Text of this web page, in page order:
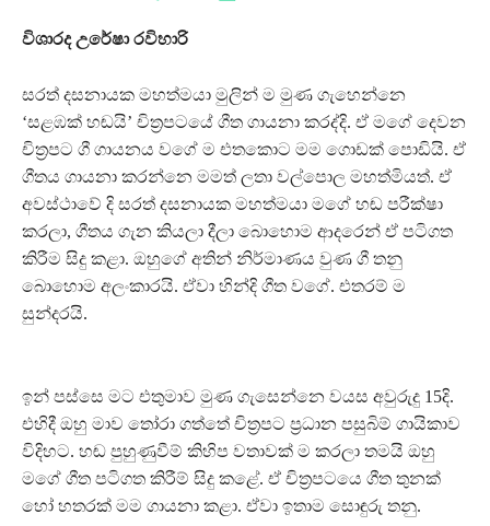
විශාරද උරේෂා රවිහාරි
සරත් දසනායක මහත්මයා මුලින් ම මුණ ගැහෙන්නෙ
‘සළඹක් හඬයි’ චිත්‍රපටයේ ගීත ගායනා කරද්දි. ඒ මගේ දෙවන
චිත්‍රපට ගී ගායනය වගේ ම එතකොට මම ගොඩක් පොඩියි. ඒ
ගීතය ගායනා කරන්නෙ මමත් ලතා වල්පොල මහත්මියත්. ඒ
අවස්ථාවේ දි සරත් දසනායක මහත්මයා මගේ හඬ පරීක්ෂා
කරලා, ගීතය ගැන කියලා දීලා බොහොම ආදරෙන් ඒ පටිගත
කිරීම සිදු කළා. ඔහුගේ අතින් නිර්මාණය වුණ ගී තනු
බොහොම අලංකාරයි. ඒවා හින්දි ගීත වගේ. එතරම් ම
සුන්දරයි.
ඉන් පස්සෙ මට එතුමාව මුණ ගැසෙන්නෙ වයස අවුරුදු 15දි.
එහිදී ඔහු මාව තෝරා ගත්තේ චිත්‍රපට ප්‍රධාන පසුබිම් ගායිකාව
විදිහට. හඬ පුහුණුවීම් කිහිප වතාවක් ම කරලා තමයි ඔහු
මගේ ගීත පටිගත කිරීම් සිදු කළේ. ඒ චිත්‍රපටයෙ ගීත තුනක්
හෝ හතරක් මම ගායනා කළා. ඒවා ඉතාම සොඳුරු තනු.